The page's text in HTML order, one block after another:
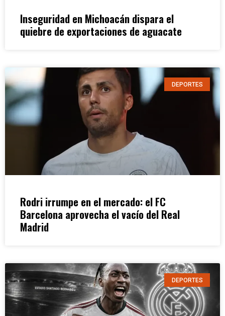
Inseguridad en Michoacán dispara el
quiebre de exportaciones de aguacate
DEPORTES
Rodri irrumpe en el mercado: el FC
Barcelona aprovecha el vacío del Real
Madrid
DEPORTES